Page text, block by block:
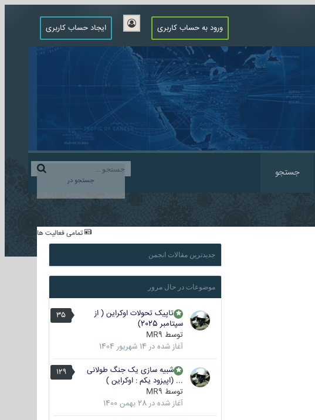
ورود به حساب کاربری ایجاد حساب کاربری
جستجو در
جستجو
تمامی فعالیت ها
جدیدترین مقالات انجمن
موضوعات در حال مرور
35
تاپیک تحولات اوکراین ( از
سپتامبر 2025)
توسط MR9
آغاز شده در 14 شهریور 1404
129
شبیه سازی یک جنگ طولانی
... (اپیزود یکم : اوکراین )
توسط MR9
آغاز شده در 28 بهمن 1400